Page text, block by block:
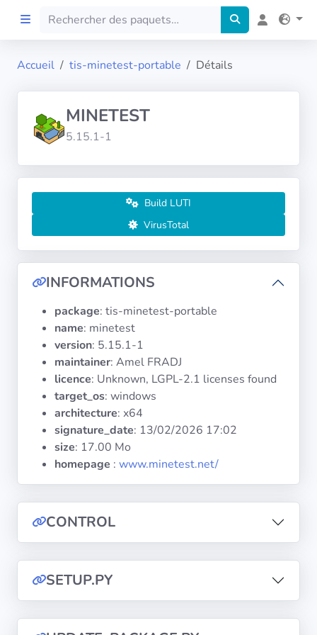
Preprod
À propos
FILTRES
Langues
Architectures
d'exploitation
Catégories
Documentation
Tranquil IT
Accueil tis-minetest-portable Détails
MINETEST
5.15.1-1
Build LUTI
VirusTotal
INFORMATIONS
package: tis-minetest-portable
name: minetest
version: 5.15.1-1
maintainer: Amel FRADJ
licence: Unknown, LGPL-2.1 licenses found
target_os: windows
architecture: x64
signature_date: 13/02/2026 17:02
size: 17.00 Mo
homepage : www.minetest.net/
CONTROL
SETUP.PY